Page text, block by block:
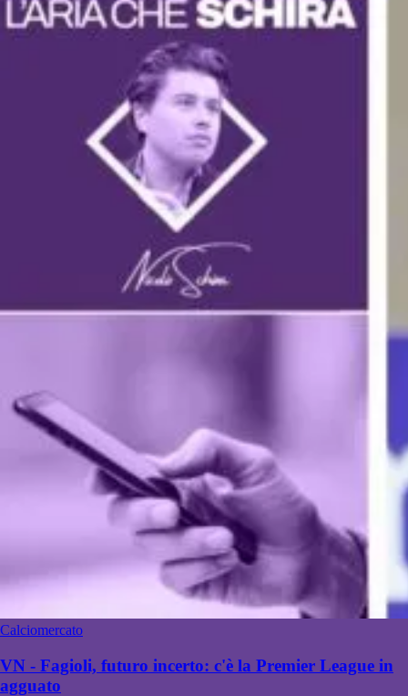
Calciomercato
VN - Fagioli, futuro incerto: c'è la Premier League in
agguato